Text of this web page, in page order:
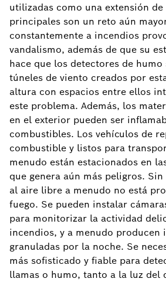
utilizadas como una extensión
principales son un reto aún
constantemente a incendios
vandalismo, además de que su
hace que los detectores de
túneles de viento creados por
altura con espacios entre ellos
este problema. Además, los
en el exterior pueden ser
combustibles. Los vehículos de
combustible y listos para
menudo están estacionados en
que genera aún más peligros.
al aire libre a menudo no está
fuego. Se pueden instalar
para monitorizar la actividad
incendios, y a menudo producen
granuladas por la noche. Se
más sofisticado y fiable para
llamas o humo, tanto a la luz del